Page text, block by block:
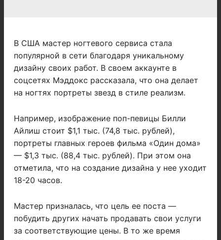
В США мастер ногтевого сервиса стала
популярной в сети благодаря уникальному
дизайну своих работ. В своем аккаунте в
соцсетях Мэддокс рассказала, что она делает
на ногтях портреты звезд в стиле реализм.
Например, изображение поп-певицы Билли
Айлиш стоит $1,1 тыс. (74,8 тыс. рублей),
портреты главных героев фильма «Один дома»
— $1,3 тыс. (88,4 тыс. рублей). При этом она
отметила, что на создание дизайна у нее уходит
18-20 часов.
Мастер призналась, что цель ее поста —
побудить других начать продавать свои услуги
за соответствующие цены. В то же время